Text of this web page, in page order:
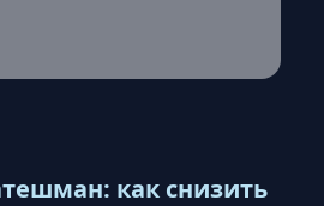
как снизить